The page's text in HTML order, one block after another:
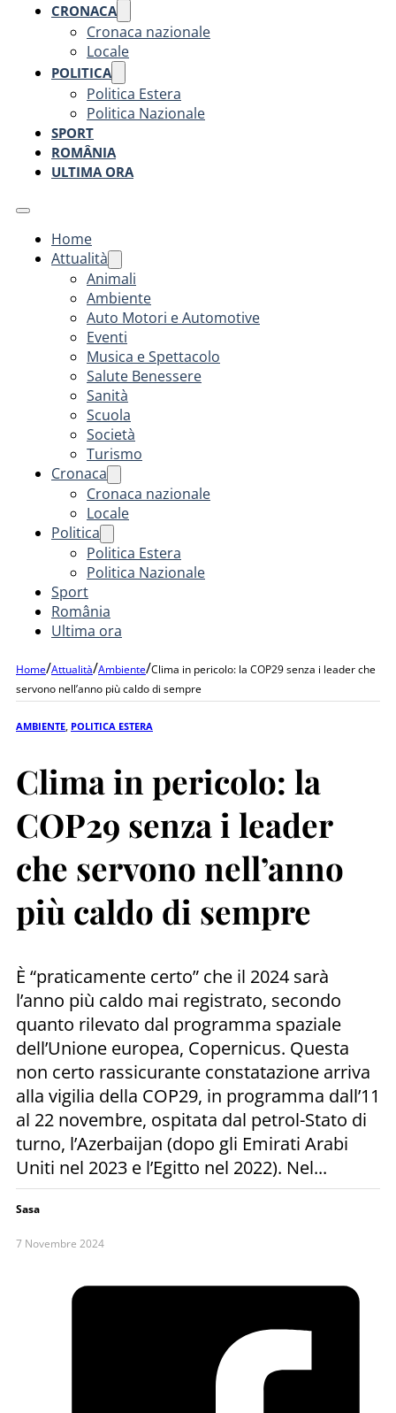
CRONACA
Cronaca nazionale
Locale
POLITICA
Politica Estera
Politica Nazionale
SPORT
ROMÂNIA
ULTIMA ORA
Home
Attualità
Animali
Ambiente
Auto Motori e Automotive
Eventi
Musica e Spettacolo
Salute Benessere
Sanità
Scuola
Società
Turismo
Cronaca
Cronaca nazionale
Locale
Politica
Politica Estera
Politica Nazionale
Sport
România
Ultima ora
Home/Attualità/Ambiente/Clima in pericolo: la COP29 senza i leader che
servono nell’anno più caldo di sempre
AMBIENTE POLITICA ESTERA
Clima in pericolo: la
COP29 senza i leader
che servono nell’anno
più caldo di sempre
È “praticamente certo” che il 2024 sarà
l’anno più caldo mai registrato, secondo
quanto rilevato dal programma spaziale
dell’Unione europea, Copernicus. Questa
non certo rassicurante constatazione arriva
alla vigilia della COP29, in programma dall’11
al 22 novembre, ospitata dal petrol-Stato di
turno, l’Azerbaijan (dopo gli Emirati Arabi
Uniti nel 2023 e l’Egitto nel 2022). Nel...
Sasa
7 Novembre 2024